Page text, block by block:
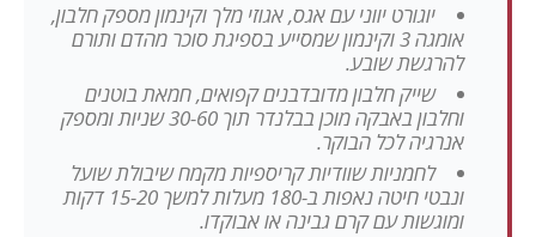
יוגורט יווני עם אגס, אגוזי מלך וקינמון מספק חלבון,
אומגה 3 וקינמון שמסייע בספיגת סוכר מהדם ותורם
להרגשת שובע.
שייק חלבון מדובדבנים קפואים, חמאת בוטנים
וחלבון באבקה מוכן בבלנדר תוך 30-60 שניות ומספק
אנרגיה לכל הבוקר.
לחמניות שוודיות קריספיות מקמח שיבולת שועל
ונבטי חיטה נאפות ב-180 מעלות למשך 15-20 דקות
ומוגשות עם קרם גבינה או אבוקדו.